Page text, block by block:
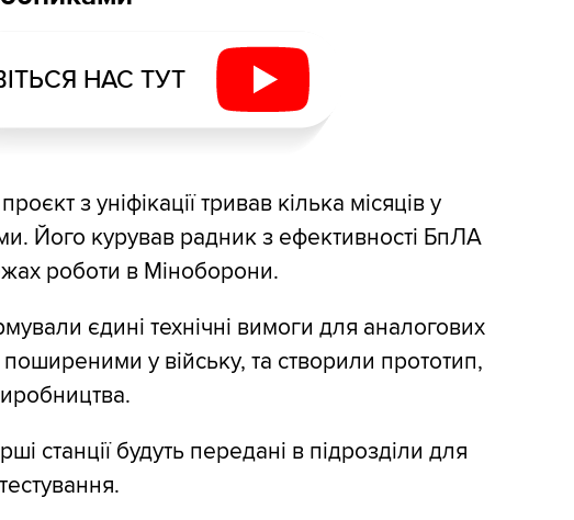
НАС ТУТ
з уніфікації тривав кілька місяців у
Його курував радник з ефективності БпЛА
роботи в Міноборони.
єдині технічні вимоги для аналогових
поширеними у війську, та створили прототип,
станції будуть передані в підрозділи для